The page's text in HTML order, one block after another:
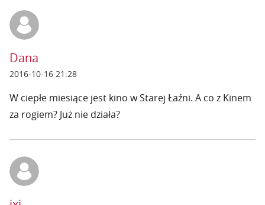
Dana
2016-10-16 21:28
W ciepłe miesiące jest kino w Starej Łaźni. A co z Kinem
za rogiem? Już nie działa?